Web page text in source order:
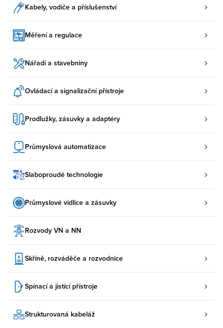
Kabely, vodiče a příslušenství
Měření a regulace
Nářadí a stavebniny
Ovládací a signalizační přístroje
Prodlužky, zásuvky a adaptéry
Průmyslová automatizace
Slaboproudé technologie
Průmyslové vidlice a zásuvky
Rozvody VN a NN
Skříně, rozváděče a rozvodnice
Spínací a jistící přístroje
Strukturovaná kabeláž